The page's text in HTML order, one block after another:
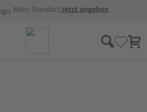
Mein Standort:Jetzt angeben